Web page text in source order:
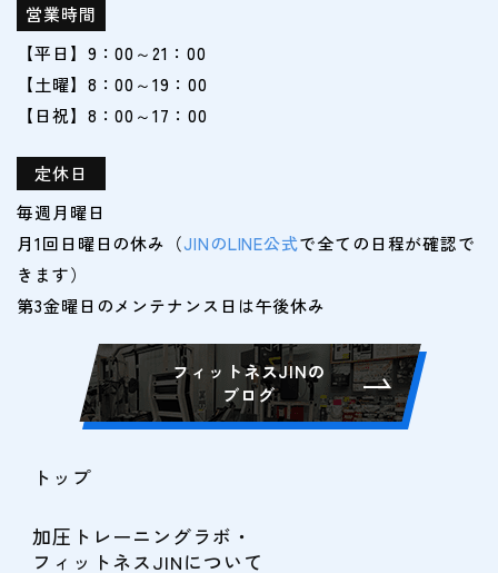
営業時間
【平日】9：00～21：00
【土曜】8：00～19：00
【日祝】8：00～17：00
定休日
毎週月曜日
月1回日曜日の休み（JINのLINE公式で全ての日程が確認で
きます）
フィットネスJINの
ブログ
トップ
加圧トレーニングラボ・
フィットネスJINについて